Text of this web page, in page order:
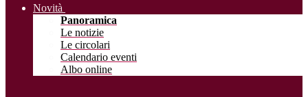
Novità
Panoramica
Le notizie
Le circolari
Calendario eventi
Albo online